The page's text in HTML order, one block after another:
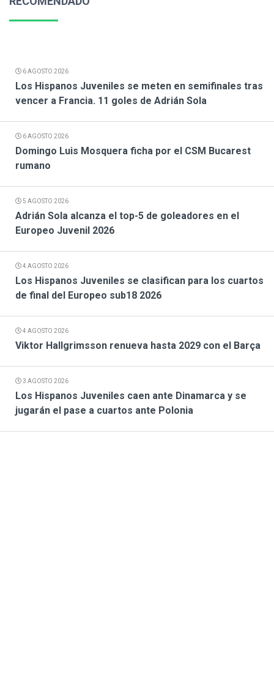
6 AGOSTO 2026
Los Hispanos Juveniles se meten en semifinales tras
vencer a Francia. 11 goles de Adrián Sola
6 AGOSTO 2026
Domingo Luis Mosquera ficha por el CSM Bucarest
rumano
5 AGOSTO 2026
Adrián Sola alcanza el top-5 de goleadores en el
Europeo Juvenil 2026
4 AGOSTO 2026
Los Hispanos Juveniles se clasifican para los cuartos
de final del Europeo sub18 2026
4 AGOSTO 2026
Viktor Hallgrimsson renueva hasta 2029 con el Barça
3 AGOSTO 2026
Los Hispanos Juveniles caen ante Dinamarca y se
jugarán el pase a cuartos ante Polonia